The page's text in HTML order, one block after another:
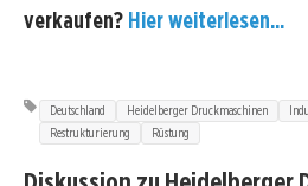
verkaufen? Hier weiterlesen...
Deutschland Heidelberger Druckmaschinen
Restrukturierung
Rüstung